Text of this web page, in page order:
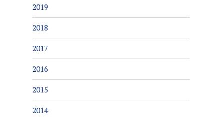
2019
2018
2017
2016
2015
2014